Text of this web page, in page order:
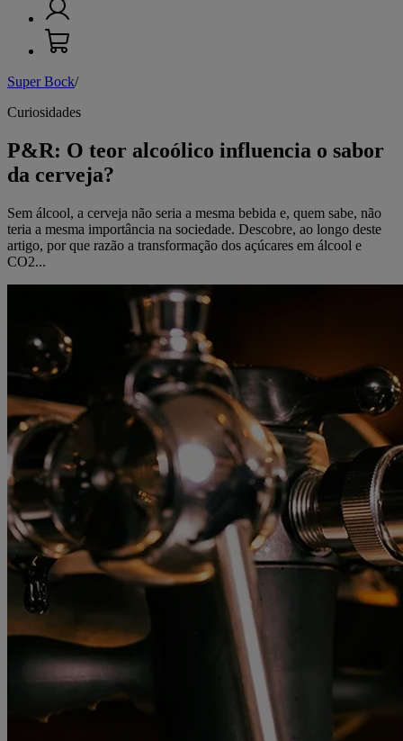
Super Bock/
Curiosidades
P&R: O teor alcoólico influencia o sabor
da cerveja?
Sem álcool, a cerveja não seria a mesma bebida e, quem sabe, não
teria a mesma importância na sociedade. Descobre, ao longo deste
artigo, por que razão a transformação dos açúcares em álcool e
CO2...